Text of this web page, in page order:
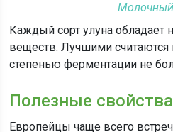
Молочный
Каждый сорт улуна обладает
веществ. Лучшими
степенью ферментации не
Полезные свойства
Европейцы чаще всего